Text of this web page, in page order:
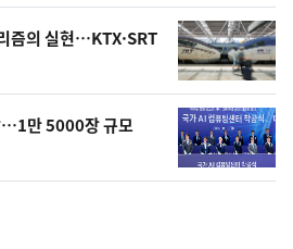
즘의 실현…KTX·SRT
…1만 5000장 규모